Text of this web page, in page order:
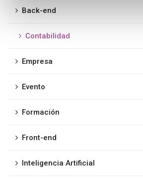
Back-end
Contabilidad
Empresa
Evento
Formación
Front-end
Inteligencia Artificial